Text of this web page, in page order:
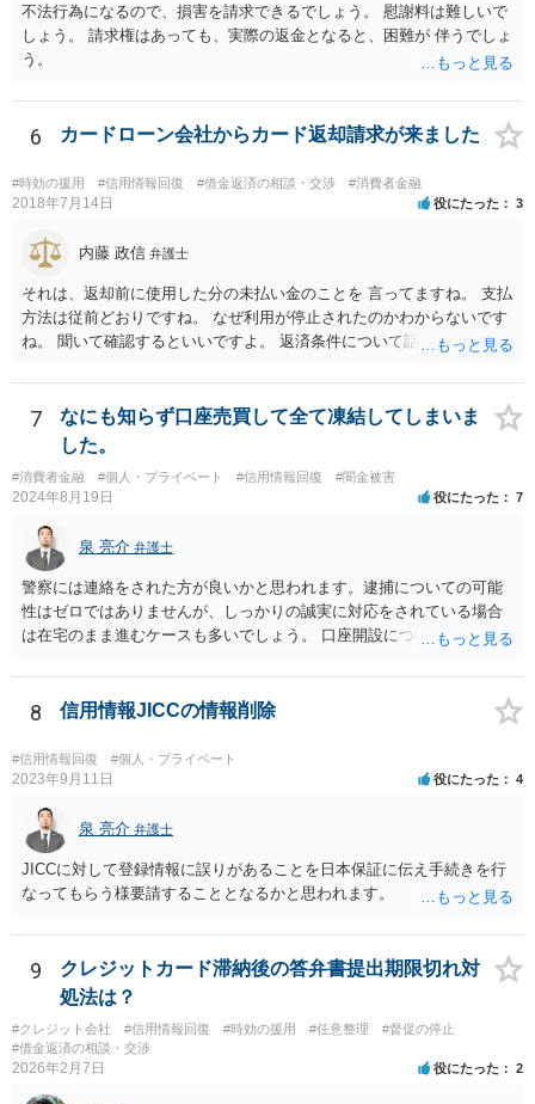
て支払いのスケジュールを決めます。 なお，ご依頼後は借金を返済す
る必要はなくなるため，借金の返済に充てていた分を弁護士費用に充
てることが可能です。 【④の回答】 手続上の注意点が多いため，ご自
とをお勧めします。
不法行為になるので、損害を請求できるでしょう。 慰謝料は難しいで
しょう。 請求権はあっても、実際の返金となると、困難が 伴うでしょ
う。
6 カードローン会社からカード返却請求が来ました
#時効の援用 #信用情報回復 #借金返済の相談・交渉 #消費者金融
2018年7月14日 役にたった 3
内藤 政信 弁護士
それは、返却前に使用した分の未払い金のことを 言ってますね。 支払
方法は従前どおりですね。 なぜ利用が停止されたのかわからないです
ね。 聞いて確認するといいですよ。 返済条件について話し合う事は当
7
なにも知らず口座売買して全て凍結してしまいま
した。
#消費者金融 #個人・プライベート #信用情報回復 #闇金被害
2024年8月19日 役にたった 7
泉 亮介 弁護士
警察には連絡をされた方が良いかと思われます。逮捕についての可能
性はゼロではありませんが、しっかりの誠実に対応をされている場合
は在宅のまま進むケースも多いでしょう。 口座開設については銀行等
られるケースも多いかと思われます。
8 信用情報JICCの情報削除
#信用情報回復 #個人・プライベート
2023年9月11日 役にたった 4
泉 亮介 弁護士
JICCに対して登録情報に誤りがあることを日本保証に伝え手続きを行
なってもらう様要請することとなるかと思われます。
9
クレジットカード滞納後の答弁書提出期限切れ対
処法は？
#クレジット会社 #信用情報回復 #時効の援用 #任意整理
#督促の停止
#借金返済の相談・交渉
2026年2月7日 役にたった 2